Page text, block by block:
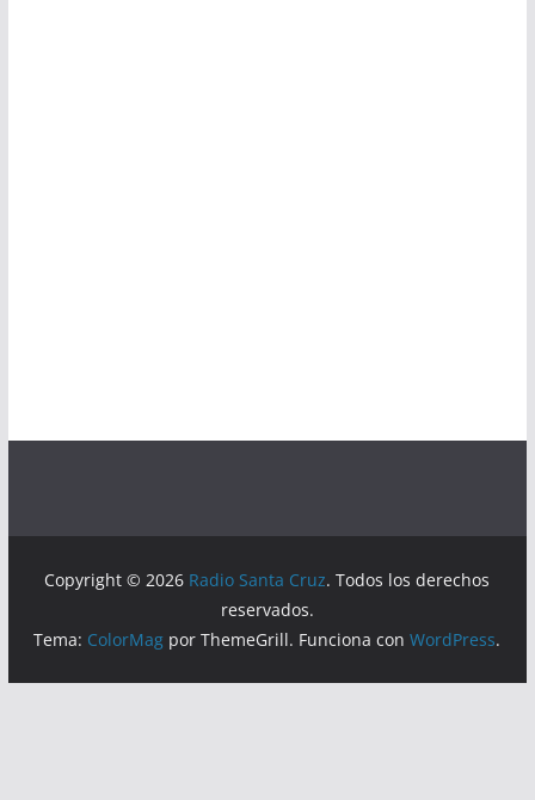
Copyright © 2026 Radio Santa Cruz. Todos los derechos
reservados.
Tema: ColorMag por ThemeGrill. Funciona conWordPress.